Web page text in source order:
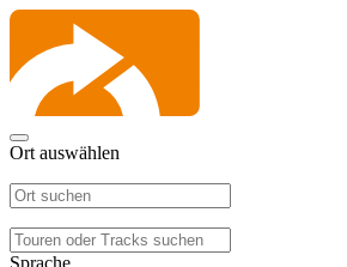
Ort auswählen
Sprache